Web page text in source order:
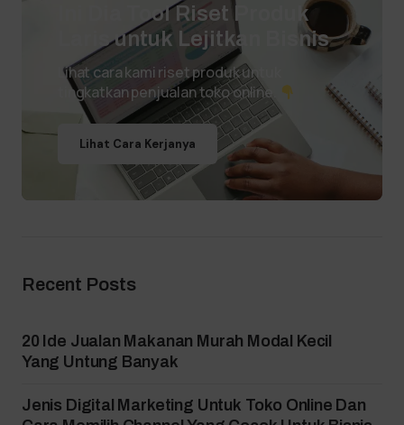
Ini Dia Tool Riset Produk
Laris untuk Lejitkan Bisnis
Lihat cara kami riset produk untuk
tingkatkan penjualan toko online.
Lihat Cara Kerjanya
Recent Posts
20 Ide Jualan Makanan Murah Modal Kecil
Yang Untung Banyak
Jenis Digital Marketing Untuk Toko Online Dan